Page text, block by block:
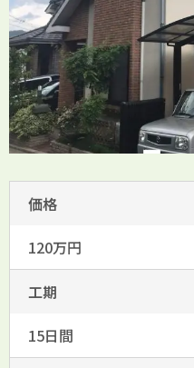
価格
120万円
工期
15日間